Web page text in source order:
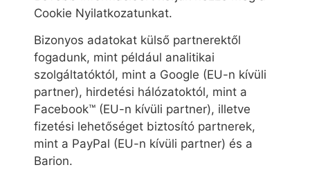
Cookie Nyilatkozatunkat.
Bizonyos adatokat külső partnerektől
fogadunk, mint például analitikai
szolgáltatóktól, mint a Google (EU-n kívüli
partner), hirdetési hálózatoktól, mint a
Facebook™ (EU-n kívüli partner), illetve
fizetési lehetőséget biztosító partnerek,
mint a PayPal (EU-n kívüli partner) és a
Barion.